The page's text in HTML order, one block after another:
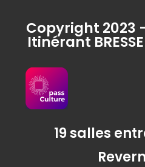
Copyright 2023
Itinérant
19 salles